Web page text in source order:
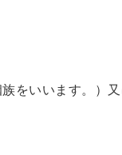
をいいます。）